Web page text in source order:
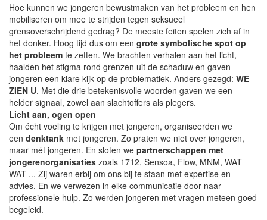
Hoe kunnen we jongeren bewustmaken van het probleem en hen
mobiliseren om mee te strijden tegen seksueel
grensoverschrijdend gedrag? De meeste feiten spelen zich af in
het donker. Hoog tijd dus om een grote symbolische spot op
het probleem te zetten. We brachten verhalen aan het licht,
haalden het stigma rond grenzen uit de schaduw en gaven
jongeren een klare kijk op de problematiek. Anders gezegd: WE
ZIEN U. Met die drie betekenisvolle woorden gaven we een
helder signaal, zowel aan slachtoffers als plegers.
Licht aan, ogen open
Om écht voeling te krijgen met jongeren, organiseerden we
een denktank met jongeren. Zo praten we niet over jongeren,
maar mét jongeren. En sloten we partnerschappen met
jongerenorganisaties zoals 1712, Sensoa, Flow, MNM, WAT
WAT ... Zij waren erbij om ons bij te staan met expertise en
advies. En we verwezen in elke communicatie door naar
professionele hulp. Zo werden jongeren met vragen meteen goed
begeleid.